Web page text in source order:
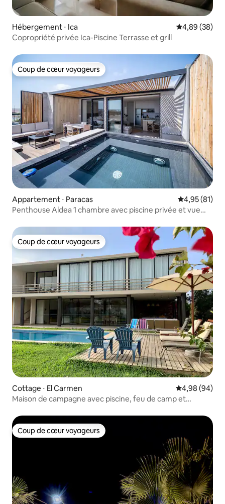
Hébergement ⋅ Ica Évaluation
4,89 (38)
Copropriété privée Ica-Piscine Terrasse et grill
Coup de cœur voyageurs
Coup de cœur voyageurs
Appartement ⋅ Paracas Évaluation
4,95 (81)
Penthouse Aldea 1 chambre avec piscine privée et vue
Coup de cœur voyageurs
Coup de cœur voyageurs
Cottage ⋅ El Carmen Évaluation
4,98 (94)
Maison de campagne avec piscine, feu de camp et
Coup de cœur voyageurs
Coup de cœur voyageurs